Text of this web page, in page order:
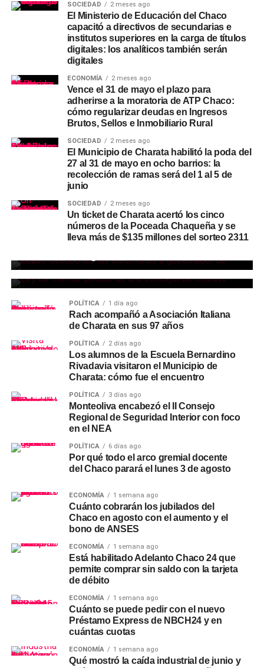
SOCIEDAD 2 meses ago
El Ministerio de Educación del Chaco
capacitó a directivos de secundarias e
institutos superiores en la carga de títulos
digitales: los analíticos también serán
digitales
ECONOMÍA 2 meses ago
Vence el 31 de mayo el plazo para
adherirse a la moratoria de ATP Chaco:
cómo regularizar deudas en Ingresos
Brutos, Sellos e Inmobiliario Rural
SOCIEDAD 2 meses ago
El Municipio de Charata habilitó la poda del
27 al 31 de mayo en ocho barrios: la
recolección de ramas será del 1 al 5 de
junio
SOCIEDAD 2 meses ago
Un ticket de Charata acertó los cinco
números de la Poceada Chaqueña y se
lleva más de $135 millones del sorteo 2311
11 horas ago
Chaco confirmó que desdoblará las
1 día ago
pidió rechazar la reforma de la Ley de
Tierras
POLÍTICA 1 día ago
Rach acompañó a Asociación Italiana
de Charata en sus 97 años
POLÍTICA 2 días ago
Los alumnos de la Escuela Bernardino
Rivadavia visitaron el Municipio de
Charata: cómo fue el encuentro
POLÍTICA 3 días ago
Monteoliva encabezó el II Consejo
Regional de Seguridad Interior con foco
en el NEA
POLÍTICA 6 días ago
Por qué todo el arco gremial docente
del Chaco parará el lunes 3 de agosto
ECONOMÍA 1 semana ago
Cuánto cobrarán los jubilados del
Chaco en agosto con el aumento y el
bono de ANSES
ECONOMÍA 1 semana ago
Está habilitado Adelanto Chaco 24 que
permite comprar sin saldo con la tarjeta
de débito
ECONOMÍA 1 semana ago
Cuánto se puede pedir con el nuevo
Préstamo Express de NBCH24 y en
cuántas cuotas
ECONOMÍA 1 semana ago
Qué mostró la caída industrial de junio y
SOCIEDAD 9 horas ago
Secheep avanza con una nueva estación